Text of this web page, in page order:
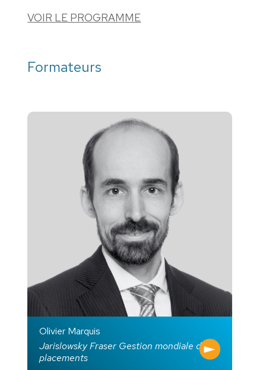
VOIR LE PROGRAMME
Formateurs
Olivier Marquis
Jarislowsky Fraser Gestion mondiale de
placements